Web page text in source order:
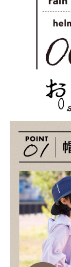
カテゴリ一覧
INFORMATION
プライバシーポリシー
会社概要
お問い合わせ